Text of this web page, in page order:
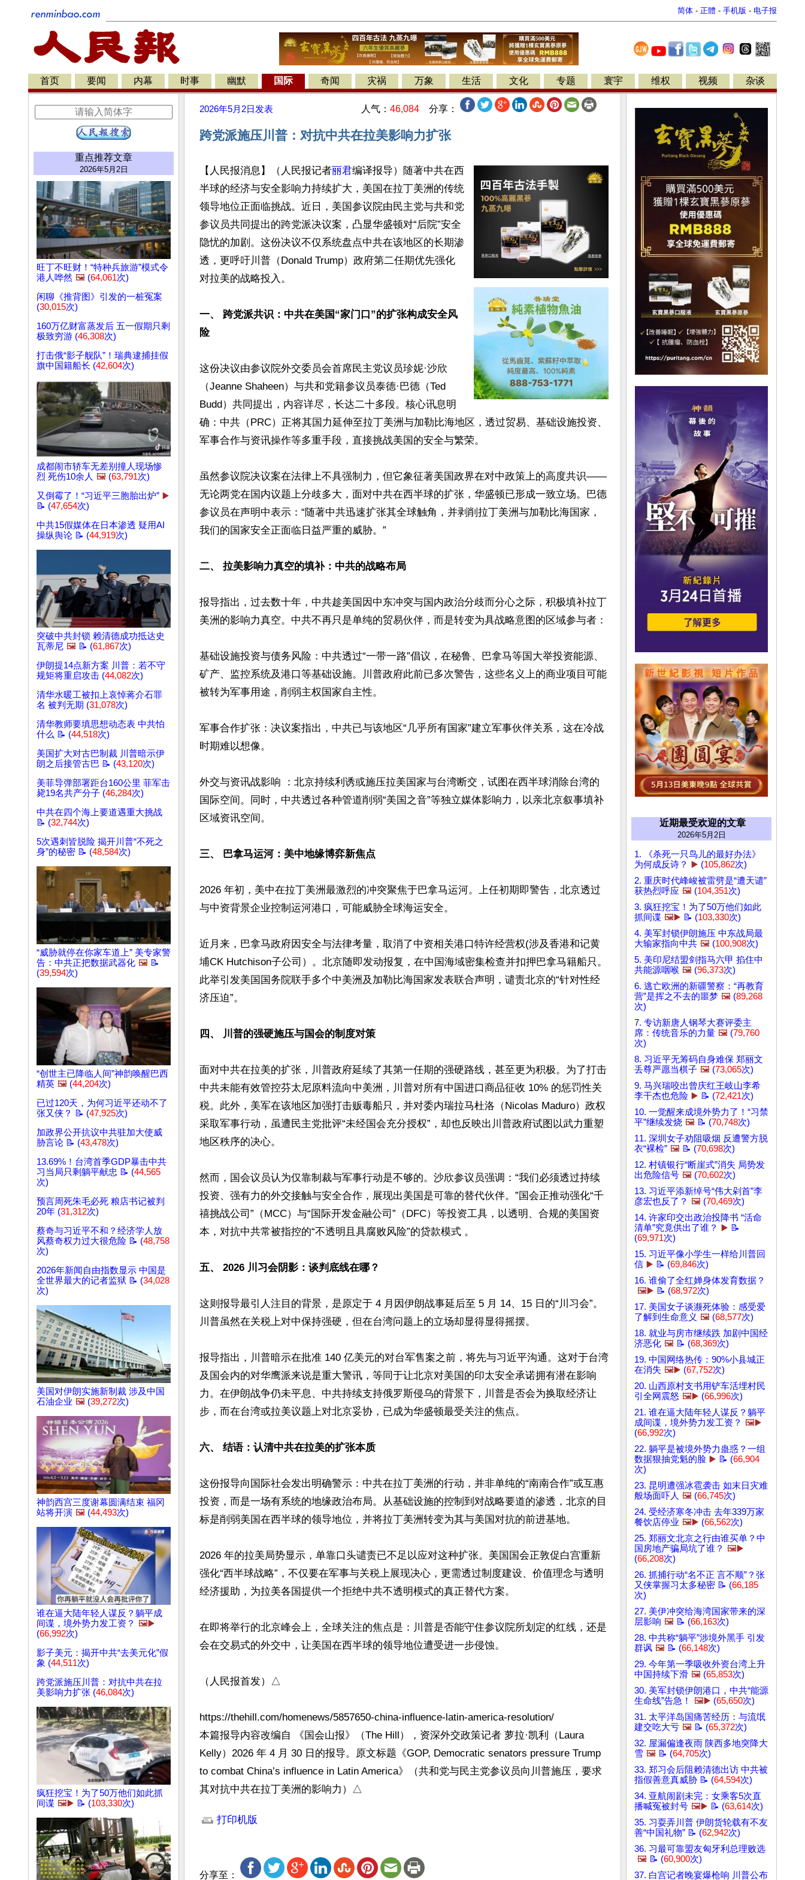
简体 - 正體 - 手机版 - 电子报
首页 要闻 内幕 时事 幽默 国际 奇闻 灾祸 万象 生活 文化 专题 寰宇 维权 视频 杂谈
重点推荐文章
2026年5月2日
旺丁不旺财！“特种兵旅游”模式令
港人哗然 🖼️ (64,061次)
闲聊《推背图》引发的一桩冤案
(30,015次)
160万亿财富蒸发后 五一假期只剩
极致穷游 (46,308次)
打击俄“影子舰队”！瑞典逮捕挂假
旗中国籍船长 (42,604次)
成都闹市轿车无差别撞人现场惨
烈 死伤10余人 🖼️ (63,791次)
又倒霉了！“习近平三胞胎出炉” ▶️
📝 (47,654次)
中共15假媒体在日本渗透 疑用AI
操纵舆论 📝 (44,919次)
突破中共封锁 赖清德成功抵达史
瓦蒂尼 🖼️ 📝 (61,867次)
伊朗提14点新方案 川普：若不守
规矩将重启攻击 (44,082次)
清华水暖工被扣上哀悼蒋介石罪
名 被判无期 (31,078次)
清华教师要填思想动态表 中共怕
什么 📝 (44,518次)
美国扩大对古巴制裁 川普暗示伊
朗之后接管古巴 📝 (43,120次)
美菲导弹部署距台160公里 菲军击
毙19名共产分子 (46,284次)
中共在四个海上要道遇重大挑战
📝 (32,744次)
5次遇刺皆脱险 揭开川普“不死之
身”的秘密 📝 (48,584次)
“威胁就停在你家车道上” 美专家警
告：中共正把数据武器化 🖼️ 📝
(39,594次)
“创世主已降临人间”神韵唤醒巴西
精英 🖼️ (44,204次)
已过120天，为何习近平还动不了
张又侠？ 📝 (47,925次)
加政界公开抗议中共驻加大使威
胁言论 📝 (43,478次)
13.69%！台湾首季GDP暴击中共
习当局只剩躺平献忠 📝 (44,565
次)
预言周死朱毛必死 粮店书记被判
20年 (31,312次)
蔡奇与习近平不和？经济学人放
风蔡奇权力过大很危险 📝 (48,758
次)
2026年新闻自由指数显示 中国是
全世界最大的记者监狱 📝 (34,028
次)
美国对伊朗实施新制裁 涉及中国
石油企业 🖼️ (39,272次)
神韵西宫三度谢幕圆满结束 福冈
站将开演 🖼️ (44,493次)
谁在逼大陆年轻人谋反？躺平成
间谍，境外势力发工资？ 🖼️▶️
(66,992次)
影子美元：揭开中共“去美元化”假
象 (44,511次)
跨党派施压川普：对抗中共在拉
美影响力扩张 (46,084次)
疯狂挖宝！为了50万他们如此抓
间谍 🖼️▶️ 📝 (103,330次)
2026年5月2日 发表 人气： 46,084 分享：
跨党派施压川普：对抗中共在拉美影响力扩张
【人民报消息】（人民报记者丽君编译报导）随著中共在西
半球的经济与安全影响力持续扩大，美国在拉丁美洲的传统
领导地位正面临挑战。近日，美国参议院由民主党与共和党
参议员共同提出的跨党派决议案，凸显华盛顿对“后院”安全
隐忧的加剧。这份决议不仅系统盘点中共在该地区的长期渗
透，更呼吁川普（Donald Trump）政府第二任期优先强化
对拉美的战略投入。
一、 跨党派共识：中共在美国“家门口”的扩张构成安全风
险
这份决议由参议院外交委员会首席民主党议员珍妮·沙欣
（Jeanne Shaheen）与共和党籍参议员泰德·巴德（Ted
Budd）共同提出，内容详尽，长达二十多段。核心讯息明
确：中共（PRC）正将其国力延伸至拉丁美洲与加勒比海地区，透过贸易、基础设施投资、
军事合作与资讯操作等多重手段，直接挑战美国的安全与繁荣。
虽然参议院决议案在法律上不具强制力，但它象征著美国政界在对中政策上的高度共识——
无论两党在国内议题上分歧多大，面对中共在西半球的扩张，华盛顿已形成一致立场。巴德
参议员在声明中表示：“随著中共迅速扩张其全球触角，并剥削拉丁美洲与加勒比海国家，
我们的国家安全正面临日益严重的威胁。”
二、 拉美影响力真空的填补：中共的战略布局
报导指出，过去数十年，中共趁美国因中东冲突与国内政治分歧而分心之际，积极填补拉丁
美洲的影响力真空。中共不再只是单纯的贸易伙伴，而是转变为具战略意图的区域参与者：
基础设施投资与债务风险：中共透过“一带一路”倡议，在秘鲁、巴拿马等国大举投资能源、
矿产、监控系统及港口等基础设施。川普政府此前已多次警告，这些名义上的商业项目可能
被转为军事用途，削弱主权国家自主性。
军事合作扩张：决议案指出，中共已与该地区“几乎所有国家”建立军事伙伴关系，这在冷战
时期难以想像。
外交与资讯战影响 ：北京持续利诱或施压拉美国家与台湾断交，试图在西半球消除台湾的
国际空间。同时，中共透过各种管道削弱“美国之音”等独立媒体影响力，以亲北京叙事填补
区域资讯空间。
三、 巴拿马运河：美中地缘博弈新焦点
2026 年初，美中在拉丁美洲最激烈的冲突聚焦于巴拿马运河。上任初期即警告，北京透过
与中资背景企业控制运河港口，可能威胁全球海运安全。
近月来，巴拿马政府因安全与法律考量，取消了中资相关港口特许经营权(涉及香港和记黄
埔CK Hutchison子公司）。北京随即发动报复，在中国海域密集检查并扣押巴拿马籍船只。
此举引发美国国务院联手多个中美洲及加勒比海国家发表联合声明，谴责北京的“针对性经
济压迫”。
四、 川普的强硬施压与国会的制度对策
面对中共在拉美的扩张，川普政府延续了其第一任期的强硬路线，甚至更为积极。为了打击
中共未能有效管控芬太尼原料流向中美洲，川普对所有中国进口商品征收 10% 的惩罚性关
税。此外，美军在该地区加强打击贩毒船只，并对委内瑞拉马杜洛（Nicolas Maduro）政权
采取军事行动，虽遭民主党批评“未经国会充分授权”，却也反映出川普政府试图以武力重塑
地区秩序的决心。
然而，国会议员认为仅靠制裁与军事行动是不够的。沙欣参议员强调：“我们必须透过持续
投资、强有力的外交接触与安全合作，展现出美国是可靠的替代伙伴。”国会正推动强化“千
禧挑战公司”（MCC）与“国际开发金融公司”（DFC）等投资工具，以透明、合规的美国资
本，对抗中共常被指控的“不透明且具腐败风险”的贷款模式 。
五、 2026 川习会阴影：谈判底线在哪？
这则报导最引人注目的背景，是原定于 4 月因伊朗战事延后至 5 月 14、15 日的“川习会”。
川普虽然在关税上对中保持强硬，但在台湾问题上的立场却显得显得摇摆。
报导指出，川普暗示在批准 140 亿美元的对台军售案之前，将先与习近平沟通。这对于台湾
及国会内的对华鹰派来说是重大警讯，等同于让北京对美国的印太安全承诺拥有潜在影响
力。在伊朗战争仍未平息、中共持续支持俄罗斯侵乌的背景下，川普是否会为换取经济让
步，而在台湾或拉美议题上对北京妥协，已成为华盛顿最受关注的焦点。
六、 结语：认清中共在拉美的扩张本质
这份报导向国际社会发出明确警示：中共在拉丁美洲的行动，并非单纯的“南南合作”或互惠
投资，而是一场有系统的地缘政治布局。从基础设施的控制到对战略要道的渗透，北京的目
标是削弱美国在西半球的领导地位，并将拉丁美洲转变为其与美国对抗的前进基地。
2026 年的拉美局势显示，单靠口头谴责已不足以应对这种扩张。美国国会正敦促白宫重新
强化“西半球战略”，不仅要在军事与关税上展现决心，更需透过制度建设、价值理念与透明
经济援助，为拉美各国提供一个拒绝中共不透明模式的真正替代方案。
在即将举行的北京峰会上，全球关注的焦点是：川普是否能守住参议院所划定的红线，还是
会在交易式的外交中，让美国在西半球的领导地位遭受进一步侵蚀。
（人民报首发）△
https://thehill.com/homenews/5857650-china-influence-latin-america-resolution/
本篇报导内容改编自 《国会山报》（The Hill），资深外交政策记者 萝拉·凯利（Laura
Kelly）2026 年 4 月 30 日的报导。原文标题《GOP, Democratic senators pressure Trump
to combat China’s influence in Latin America》（共和党与民主党参议员向川普施压，要求
其对抗中共在拉丁美洲的影响力）△
打印机版
分享至：
近期最受欢迎的文章
2026年5月2日
1. 《杀死一只鸟儿的最好办法》
为何成反诗？
▶️ (105,862次)
2. 重庆时代峰峻被雷劈是“遭天谴”
获热烈呼应 🖼️ (104,351次)
3. 疯狂挖宝！为了50万他们如此
抓间谍 🖼️▶️ 📝 (103,330次)
4. 美军封锁伊朗施压 中东战局最
大输家指向中共 🖼️ (100,908次)
5. 美印尼结盟剑指马六甲 掐住中
共能源咽喉 🖼️ (96,373次)
6. 逃亡欧洲的新疆警察：“再教育
营”是挥之不去的噩梦 🖼️ (89,268
次)
7. 专访新唐人钢琴大赛评委主
席：传统音乐的力量 🖼️ (79,760
次)
8. 习近平无筹码自身难保 郑丽文
丢尊严愿当棋子 🖼️ (73,065次)
9. 马兴瑞咬出曾庆红王岐山李希
李干杰也危险 ▶️ 📝 (72,421次)
10. 一觉醒来成境外势力了！“习禁
平”继续发烧 🖼️ 📝 (70,748次)
11. 深圳女子劝阻吸烟 反遭警方脱
衣“裸检” 🖼️ 📝 (70,698次)
12. 村镇银行“断崖式”消失 局势发
出危险信号 🖼️ (70,602次)
13. 习近平添新绰号“伟大剁首”李
彦宏也反了？ 🖼️ (70,469次)
14. 许家印交出政治投降书 “活命
清单”究竟供出了谁？
▶️ 📝
(69,971次)
15. 习近平像小学生一样给川普回
信 ▶️ 📝 (69,846次)
16. 谁偷了全红婵身体发育数据？
🖼️▶️ 📝 (68,972次)
17. 美国女子谈濒死体验：感受爱
了解到生命意义 🖼️ (68,577次)
18. 就业与房市继续跌 加剧中国经
济恶化 🖼️ 📝 (68,369次)
19. 中国网络热传：90%小县城正
在消失 🖼️▶️ (67,752次)
20. 山西原村支书用铲车活埋村民
引全网震怒 🖼️▶️ (66,996次)
21. 谁在逼大陆年轻人谋反？躺平
成间谍，境外势力发工资？ 🖼️▶️
(66,992次)
22. 躺平是被境外势力蛊惑？一组
数据狠抽党魁的脸 ▶️ 📝 (66,904
次)
23. 昆明遭强冰雹袭击 如末日灾难
般场面吓人 🖼️ (66,745次)
24. 受经济寒冬冲击 去年339万家
餐饮店停业 🖼️▶️ (66,562次)
25. 郑丽文北京之行由谁买单？中
国房地产骗局坑了谁？ 🖼️▶️
(66,208次)
26. 抓捕行动“名不正 言不顺”？张
又侠掌握习太多秘密 📝 (66,185
次)
27. 美伊冲突给海湾国家带来的深
层影响 🖼️ 📝 (66,163次)
28. 中共称“躺平”涉境外黑手 引发
群讽 🖼️ 📝 (66,148次)
29. 今年第一季吸收外资台湾上升
中国持续下滑 🖼️ (65,853次)
30. 美军封锁伊朗港口，中共“能源
生命线”告急！
🖼️▶️ (65,650次)
31. 太平洋岛国痛苦经历：与流氓
建交吃大亏 🖼️ 📝 (65,372次)
32. 屋漏偏逢夜雨 陕西多地突降大
雪 🖼️ 📝 (64,705次)
33. 郑习会后阻赖清德出访 中共被
指假善意真威胁 📝 (64,594次)
34. 亚航闹剧未完：女乘客5次直
播喊冤被封号 🖼️▶️ 📝 (63,614次)
35. 习耍弄川普 伊朗货轮载有不友
善“中国礼物” 📝 (62,942次)
36. 习最可靠盟友匈牙利总理败选
🖼️ 📝 (60,900次)
37. 白宫记者晚宴爆枪响 川普公布